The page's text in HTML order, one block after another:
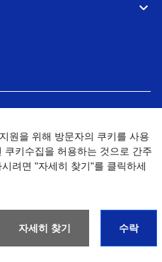
이용약관
사이트맵
Ltd.)
Go to Global Site
원을 위해 방문자의 쿠키를 사용
키수집을 허용하는 것으로 간주
려면 "자세히 찾기"를 클릭하세
자세히 찾기 수락